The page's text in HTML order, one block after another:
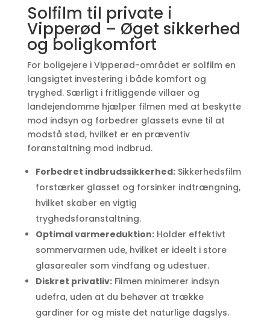
Solfilm til private i
Vipperød – Øget sikkerhed
og boligkomfort
For boligejere i Vipperød-området er solfilm en
langsigtet investering i både komfort og
tryghed. Særligt i fritliggende villaer og
landejendomme hjælper filmen med at beskytte
mod indsyn og forbedrer glassets evne til at
modstå stød, hvilket er en præventiv
foranstaltning mod indbrud.
Forbedret indbrudssikkerhed:Sikkerhedsfilm
forstærker glasset og forsinker indtrængning,
hvilket skaber en vigtig
tryghedsforanstaltning.
Optimal varmereduktion:Holder effektivt
sommervarmen ude, hvilket er ideelt i store
glasarealer som vindfang og udestuer.
Diskret privatliv:Filmen minimerer indsyn
udefra, uden at du behøver at trække
gardiner for og miste det naturlige dagslys.